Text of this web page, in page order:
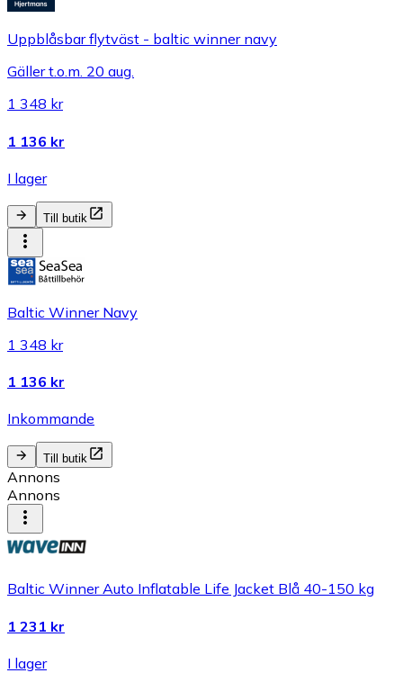
Uppblåsbar flytväst - baltic winner navy
Gäller t.o.m. 20 aug.
1 348 kr
1 136 kr
I lager
Till butik
Baltic Winner Navy
1 348 kr
1 136 kr
Inkommande
Till butik
Annons
Annons
Baltic Winner Auto Inflatable Life Jacket Blå 40-150 kg
1 231 kr
I lager